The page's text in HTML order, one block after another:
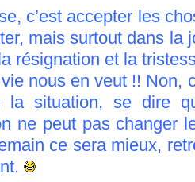
c’est accepter les
mais surtout dans la
résignation et la
nous en veut !! Non,
la situation, se dire
ne peut pas changer
ce sera mieux,